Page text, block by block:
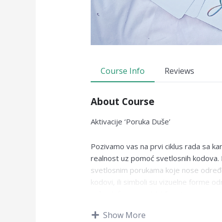
Course Info Reviews
About Course
Aktivacije ‘Poruka Duše’
Pozivamo vas na prvi ciklus rada sa
realnost uz pomoć svetlosnih kodova.
svetlosnim porukama koje nose
kodovi, ili simboli su vizuelne forme
preneli tu vibraciju u gustu materiju,
Show More